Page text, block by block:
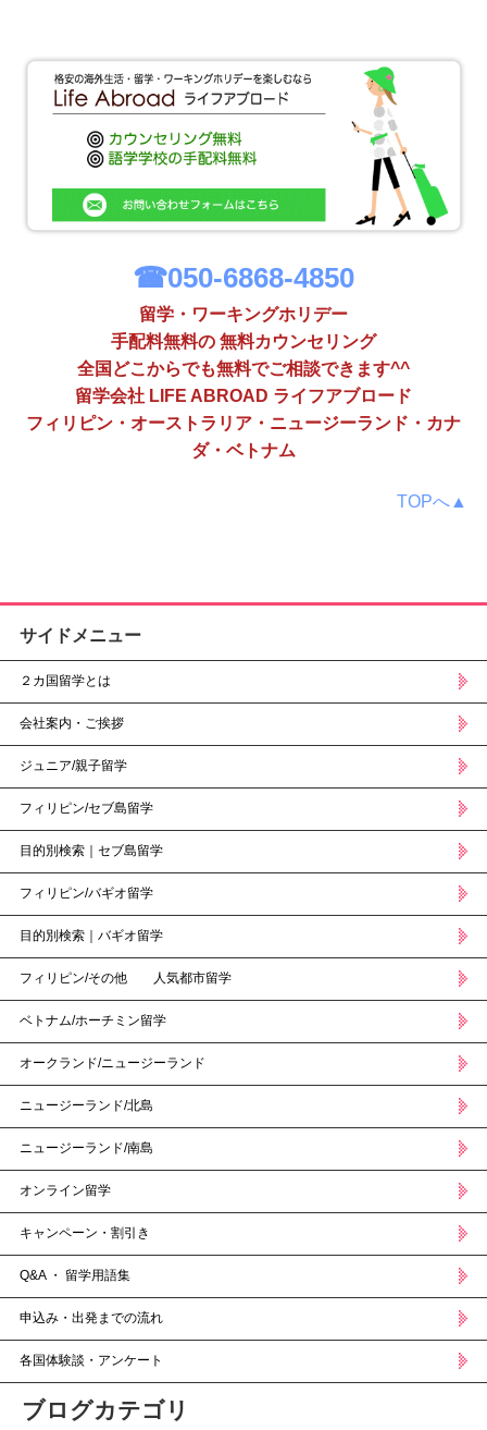
☎050-6868-4850
留学・ワーキングホリデー
手配料無料の 無料カウンセリング
全国どこからでも無料でご相談できます^^
留学会社 LIFE ABROAD ライフアブロード
フィリピン・オーストラリア・ニュージーランド・カナ
ダ・ベトナム
TOPへ▲
サイドメニュー
２カ国留学とは
会社案内・ご挨拶
ジュニア/親子留学
フィリピン/セブ島留学
目的別検索｜セブ島留学
フィリピン/バギオ留学
目的別検索｜バギオ留学
フィリピン/その他 人気都市留学
ベトナム/ホーチミン留学
オークランド/ニュージーランド
ニュージーランド/北島
ニュージーランド/南島
オンライン留学
キャンペーン・割引き
Q&A ・ 留学用語集
申込み・出発までの流れ
各国体験談・アンケート
ブログカテゴリ